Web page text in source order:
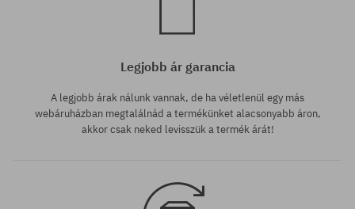
Legjobb ár garancia
A legjobb árak nálunk vannak, de ha véletlenül egy más
webáruházban megtalálnád a termékünket alacsonyabb áron,
akkor csak neked levisszük a termék árát!